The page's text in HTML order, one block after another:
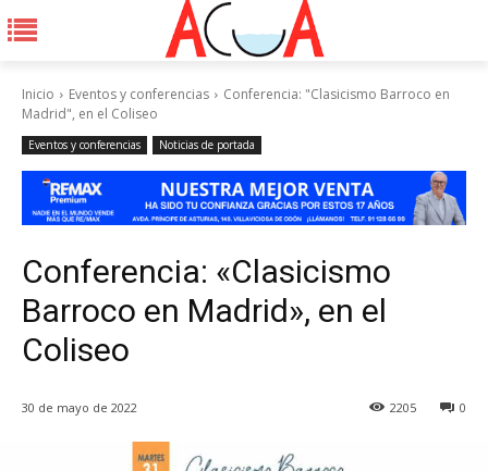
Inicio Eventos y conferencias
Conferencia: "Clasicismo Barroco en
Madrid", en el Coliseo
Eventos y conferencias Noticias de portada
Conferencia: «Clasicismo
Barroco en Madrid», en el
Coliseo
30 de mayo de 2022 0
2205